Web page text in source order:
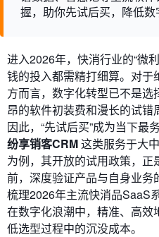
握，助你先试后买，降低数
进入2026年，快消行业的“微
钱的投入都需精打细算。对
方而言，数字化转型已不是
昂的软件初装费和漫长的试错
因此，“先试后买”成为当下最
纷享销客CRM这类服务于大
为例，其开放的试用政策，
前，深度验证产品与自身业
梳理2026年主流快消品SaaS
在数字化浪潮中，精准、高效
低选型过程中的沉没成本。